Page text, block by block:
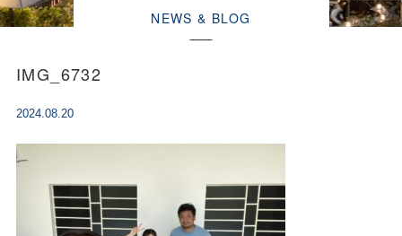
NEWS & BLOG
IMG_6732
2024.08.20